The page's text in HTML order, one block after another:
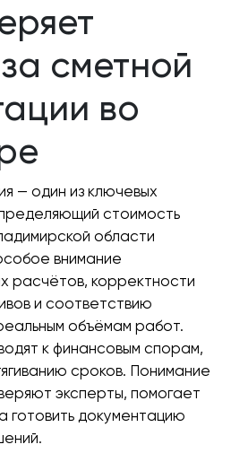
сметной
во
— один из ключевых
стоимость
области
внимание
расчётов, корректности
и соответствию
объёмам работ.
к финансовым спорам,
сроков. Понимание
эксперты, помогает
готовить документацию